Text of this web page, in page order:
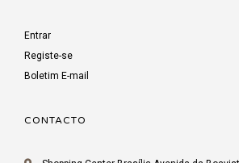
Entrar
Registe-se
Boletim E-mail
CONTACTO